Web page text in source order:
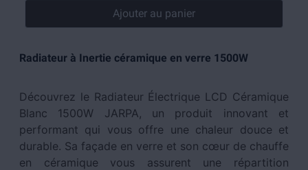
Ajouter au panier
Radiateur à Inertie céramique en verre 1500W
Découvrez le Radiateur Électrique LCD Céramique
Blanc 1500W JARPA, un produit innovant et
performant qui vous offre une chaleur douce et
durable. Sa façade en verre et son cœur de chauffe
en céramique vous assurent une répartition